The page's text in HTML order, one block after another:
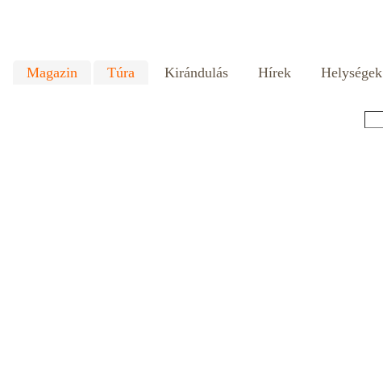
Magazin Túra Kirándulás Hírek Helységek